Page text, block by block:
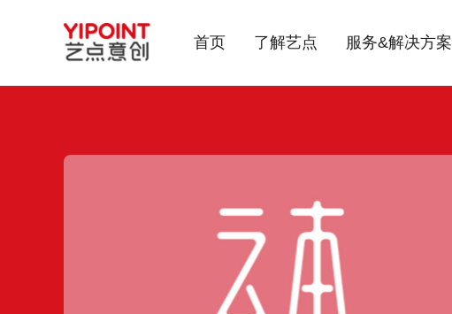
首页 了解艺点 服务&解决方案